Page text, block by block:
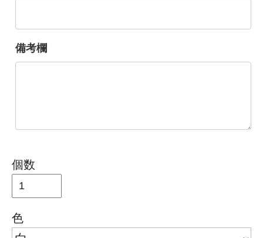
備考欄
個数
色